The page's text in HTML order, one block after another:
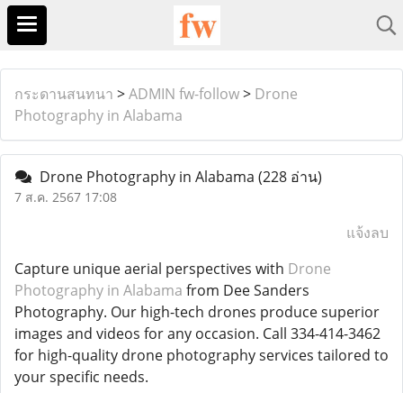
กระดานสนทนา >ADMIN fw-follow> Drone
Photography in Alabama
Drone Photography in Alabama (228 อ่าน)
7 ส.ค. 2567 17:08
แจ้งลบ
Capture unique aerial perspectives with Drone
Photography in Alabama from Dee Sanders
Photography. Our high-tech drones produce superior
images and videos for any occasion. Call 334-414-3462
for high-quality drone photography services tailored to
your specific needs.